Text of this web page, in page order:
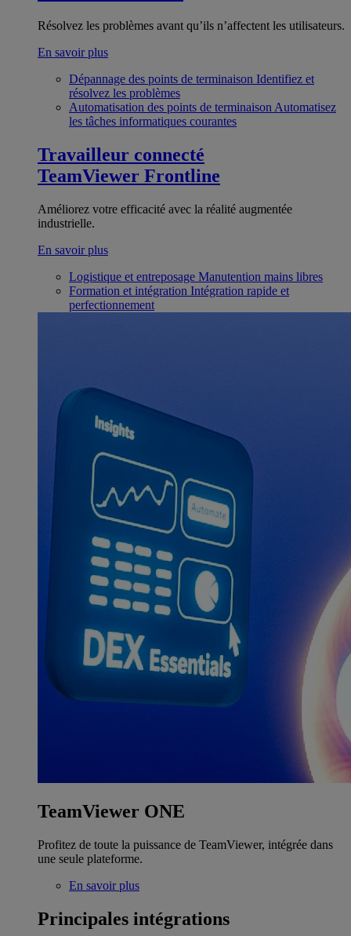
Résolvez les problèmes avant qu’ils n’affectent les utilisateurs.
En savoir plus
Dépannage des points de terminaison Identifiez et
résolvez les problèmes
Automatisation des points de terminaison Automatisez
les tâches informatiques courantes
Travailleur connecté
TeamViewer Frontline
Améliorez votre efficacité avec la réalité augmentée
industrielle.
En savoir plus
Logistique et entreposage Manutention mains libres
Formation et intégration Intégration rapide et
perfectionnement
TeamViewer ONE
Profitez de toute la puissance de TeamViewer, intégrée dans
une seule plateforme.
En savoir plus
Principales intégrations